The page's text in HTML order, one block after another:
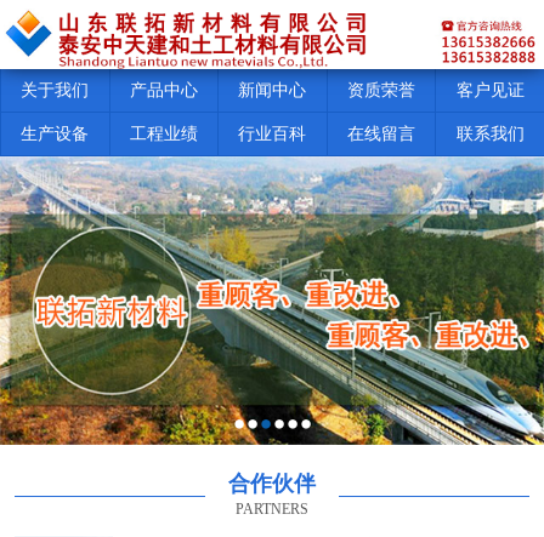
关于我们 产品中心 新闻中心 资质荣誉 客户见证
生产设备 工程业绩 行业百科 在线留言 联系我们
合作伙伴
PARTNERS